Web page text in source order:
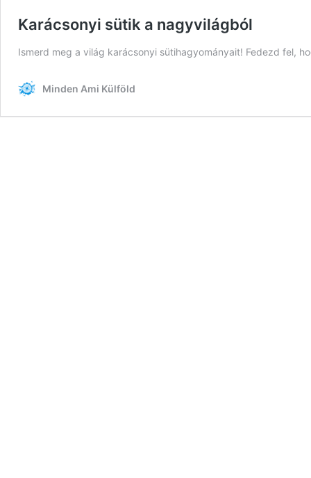
Karácsonyi sütik a nagyvilágból
Ismerd meg a világ karácsonyi sütihagyományait! Fedezd fel,
Minden Ami Külföld